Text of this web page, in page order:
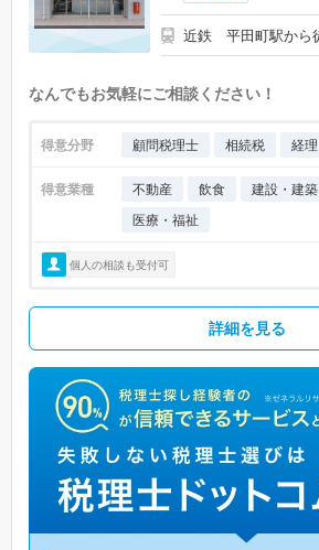
近鉄 平田町駅から
なんでもお気軽にご相談ください！
得意分野 顧問税理士 相続税 経
得意業種 不動産 飲食 建設・建築
医療・福祉
個人の相談も受付可
詳細を見る